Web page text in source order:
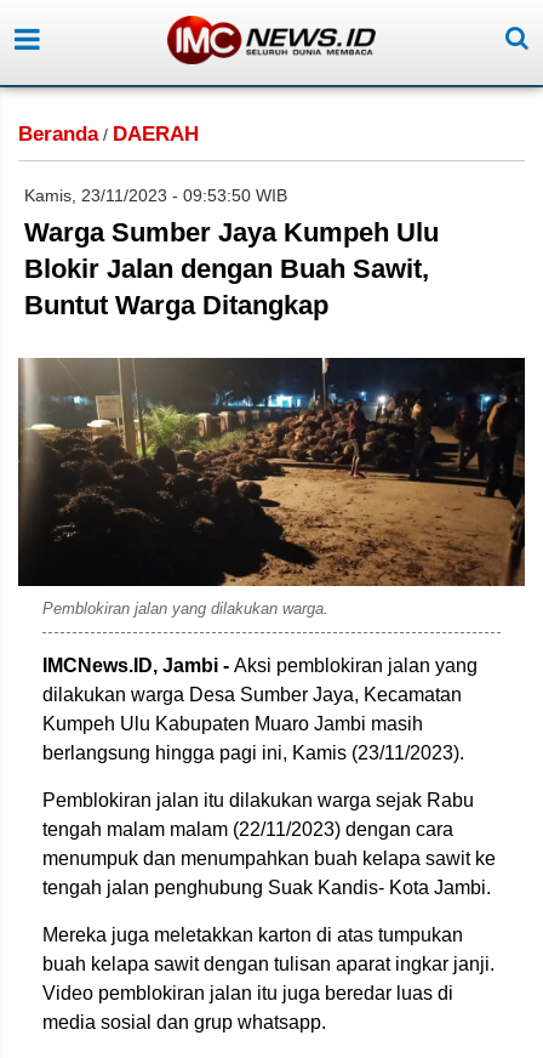
Beranda/ DAERAH
Kamis, 23/11/2023 - 09:53:50 WIB
Warga Sumber Jaya Kumpeh Ulu
Blokir Jalan dengan Buah Sawit,
Buntut Warga Ditangkap
Pemblokiran jalan yang dilakukan warga.
IMCNews.ID, Jambi - Aksi pemblokiran jalan yang
dilakukan warga Desa Sumber Jaya, Kecamatan
Kumpeh Ulu Kabupaten Muaro Jambi masih
berlangsung hingga pagi ini, Kamis (23/11/2023).
Pemblokiran jalan itu dilakukan warga sejak Rabu
tengah malam malam (22/11/2023) dengan cara
menumpuk dan menumpahkan buah kelapa sawit ke
tengah jalan penghubung Suak Kandis- Kota Jambi.
Mereka juga meletakkan karton di atas tumpukan
buah kelapa sawit dengan tulisan aparat ingkar janji.
Video pemblokiran jalan itu juga beredar luas di
media sosial dan grup whatsapp.